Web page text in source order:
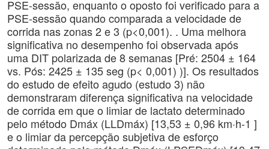
PSE-sessão, enquanto o oposto foi verificado para a
PSE-sessão quando comparada a velocidade de
corrida nas zonas 2 e 3 (p<0,001). . Uma melhora
significativa no desempenho foi observada após
uma DIT polarizada de 8 semanas [Pré: 2504 ± 164
vs. Pós: 2425 ± 135 seg (p< 0,001) )]. Os resultados
do estudo de efeito agudo (estudo 3) não
demonstraram diferença significativa na velocidade
de corrida em que o limiar de lactato determinado
pelo método Dmáx (LLDmáx) [13,53 ± 0,96 km·h-1 ]
e o limiar da percepção subjetiva de esforço